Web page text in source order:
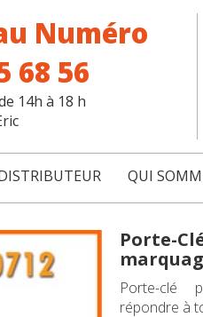
Numéro
68 56
14h à 18 h
QUI
Porte-
Porte-clé
répondre à